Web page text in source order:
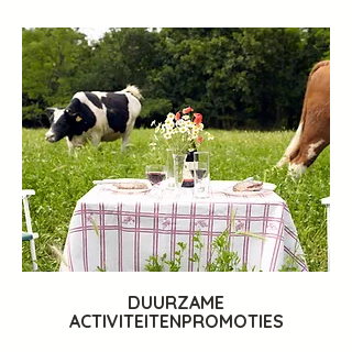
DUURZAME
ACTIVITEITENPROMOTIES